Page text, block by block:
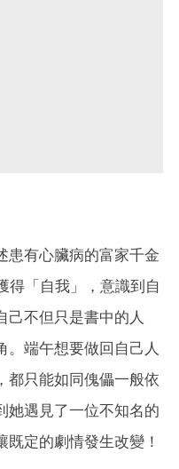
患有心臟病的富家千金
得「自我」，意識到自
己不但只是書中的人
。端午想要做回自己人
都只能如同傀儡一般依
她遇見了一位不知名的
定的劇情發生改變！